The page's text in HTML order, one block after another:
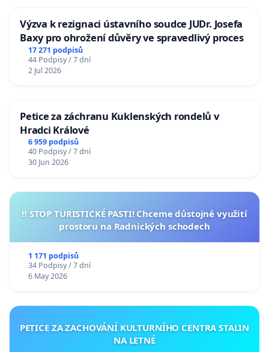
Výzva k rezignaci ústavního soudce JUDr. Josefa
Baxy pro ohrožení důvěry ve spravedlivý proces
17 271 podpisů
44 Podpisy / 7 dní
2 Jul 2026
Petice za záchranu Kuklenských rondelů v
Hradci Králové
6 959 podpisů
40 Podpisy / 7 dní
30 Jun 2026
‼️ STOP TURISTICKÉ PASTI! Chceme důstojné využití
prostoru na Radnických schodech
1 171 podpisů
34 Podpisy / 7 dní
6 May 2026
PETICE ZA ZACHOVÁNÍ KULTURNÍHO CENTRA STALIN
NA LETNÉ